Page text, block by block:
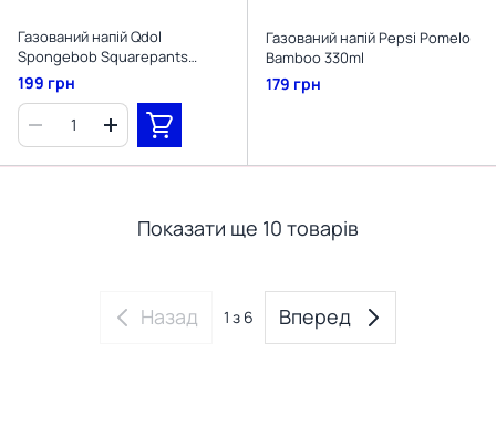
Газований напій Qdol
Spongebob Squarepants
Strawberry Сенді Чікс 330мл
199 грн
Газований напій Pepsi Pomelo
Bamboo 330ml
179 грн
Показати ще 10 товарів
Назад 1 з 6 Вперед